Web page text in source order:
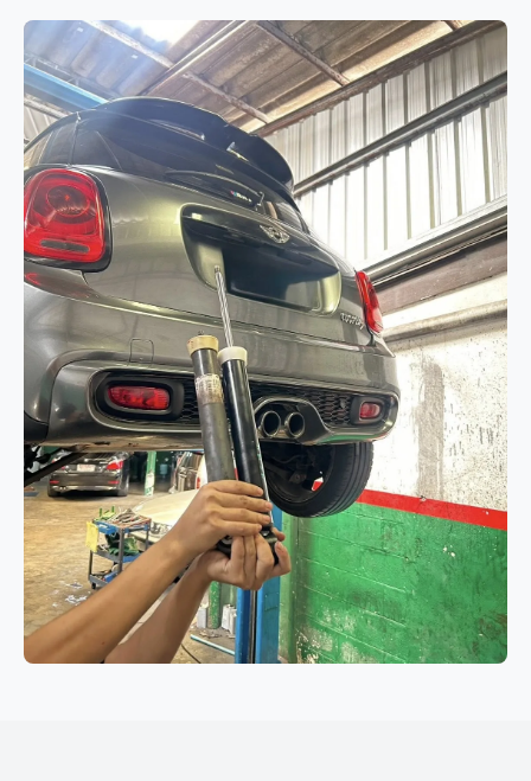
ระบบแอร์
BMW 520d F10 แอร์ไม่เย็นจาก
คอมเพรสเซอร์แอร์เสื่อมสภาพ